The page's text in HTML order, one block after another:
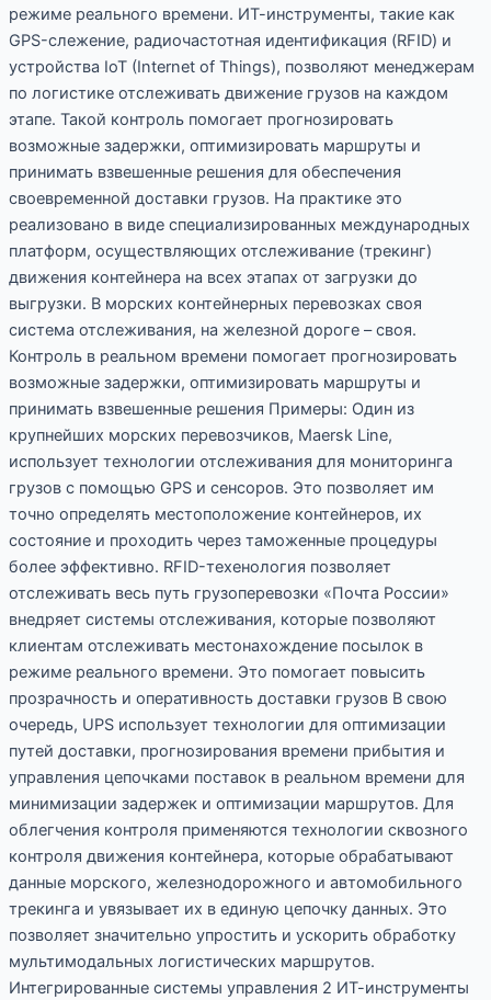
режиме реального времени. ИТ-инструменты, такие как
GPS-слежение, радиочастотная идентификация (RFID) и
устройства IoT (Internet of Things), позволяют менеджерам
по логистике отслеживать движение грузов на каждом
этапе. Такой контроль помогает прогнозировать
возможные задержки, оптимизировать маршруты и
принимать взвешенные решения для обеспечения
своевременной доставки грузов. На практике это
реализовано в виде специализированных международных
платформ, осуществляющих отслеживание (трекинг)
движения контейнера на всех этапах от загрузки до
выгрузки. В морских контейнерных перевозках своя
система отслеживания, на железной дороге – своя.
Контроль в реальном времени помогает прогнозировать
возможные задержки, оптимизировать маршруты и
принимать взвешенные решения Примеры: Один из
крупнейших морских перевозчиков, Maersk Line,
использует технологии отслеживания для мониторинга
грузов с помощью GPS и сенсоров. Это позволяет им
точно определять местоположение контейнеров, их
состояние и проходить через таможенные процедуры
более эффективно. RFID-техенология позволяет
отслеживать весь путь грузоперевозки «Почта России»
внедряет системы отслеживания, которые позволяют
клиентам отслеживать местонахождение посылок в
режиме реального времени. Это помогает повысить
прозрачность и оперативность доставки грузов В свою
очередь, UPS использует технологии для оптимизации
путей доставки, прогнозирования времени прибытия и
управления цепочками поставок в реальном времени для
минимизации задержек и оптимизации маршрутов. Для
облегчения контроля применяются технологии сквозного
контроля движения контейнера, которые обрабатывают
данные морского, железнодорожного и автомобильного
трекинга и увязывает их в единую цепочку данных. Это
позволяет значительно упростить и ускорить обработку
мультимодальных логистических маршрутов.
Интегрированные системы управления 2 ИТ-инструменты